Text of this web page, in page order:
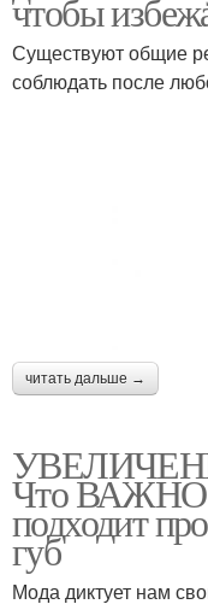
чтобы
Существуют общие
соблюдать после
читать дальше →
Что ВАЖНО
подходит
губ
Мода диктует нам